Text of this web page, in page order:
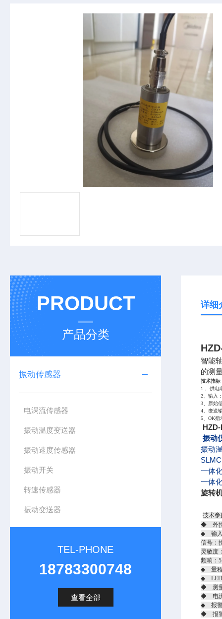
PRODUCT
产品分类
振动传感器
电涡流传感器
振动温度变送器
振动速度传感器
振动开关
转速传感器
振动变送器
TEL-PHONE
18783300748
查看全部
详细
智能
的测
技术指标
1 、供电
2、输入
3、原始
4、变送
5、OK指
振动
振动
一体
一体
旋转
技术
◆ 外接
◆ 输
信号：
灵敏度
频响：
◆ 量程
◆ LED
◆ 测量
◆ 电流
◆ 报警
◆ 报警